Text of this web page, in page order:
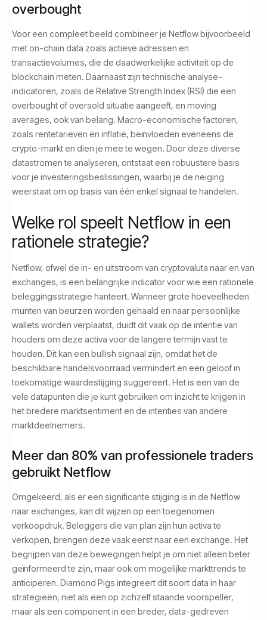
overbought
Voor een compleet beeld combineer je Netflow bijvoorbeeld
met on-chain data zoals actieve adressen en
transactievolumes, die de daadwerkelijke activiteit op de
blockchain meten. Daarnaast zijn technische analyse-
indicatoren, zoals de Relative Strength Index (RSI) die een
overbought of oversold situatie aangeeft, en moving
averages, ook van belang. Macro-economische factoren,
zoals rentetarieven en inflatie, beïnvloeden eveneens de
crypto-markt en dien je mee te wegen. Door deze diverse
datastromen te analyseren, ontstaat een robuustere basis
voor je investeringsbeslissingen, waarbij je de neiging
weerstaat om op basis van één enkel signaal te handelen.
Welke rol speelt Netflow in een
rationele strategie?
Netflow, ofwel de in- en uitstroom van cryptovaluta naar en van
exchanges, is een belangrijke indicator voor wie een rationele
beleggingsstrategie hanteert. Wanneer grote hoeveelheden
munten van beurzen worden gehaald en naar persoonlijke
wallets worden verplaatst, duidt dit vaak op de intentie van
houders om deze activa voor de langere termijn vast te
houden. Dit kan een bullish signaal zijn, omdat het de
beschikbare handelsvoorraad vermindert en een geloof in
toekomstige waardestijging suggereert. Het is een van de
vele datapunten die je kunt gebruiken om inzicht te krijgen in
het bredere marktsentiment en de intenties van andere
marktdeelnemers.
Meer dan 80% van professionele traders
gebruikt Netflow
Omgekeerd, als er een significante stijging is in de Netflow
naar exchanges, kan dit wijzen op een toegenomen
verkoopdruk. Beleggers die van plan zijn hun activa te
verkopen, brengen deze vaak eerst naar een exchange. Het
begrijpen van deze bewegingen helpt je om niet alleen beter
geïnformeerd te zijn, maar ook om mogelijke markttrends te
anticiperen. Diamond Pigs integreert dit soort data in haar
strategieën, niet als een op zichzelf staande voorspeller,
maar als een component in een breder, data-gedreven